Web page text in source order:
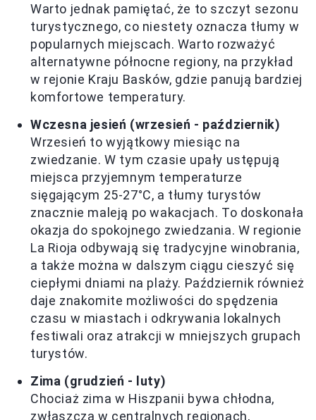
Warto jednak pamiętać, że to szczyt sezonu
turystycznego, co niestety oznacza tłumy w
popularnych miejscach. Warto rozważyć
alternatywne północne regiony, na przykład
w rejonie Kraju Basków, gdzie panują bardziej
komfortowe temperatury.
Wczesna jesień (wrzesień - październik)
Wrzesień to wyjątkowy miesiąc na
zwiedzanie. W tym czasie upały ustępują
miejsca przyjemnym temperaturze
sięgającym 25-27°C, a tłumy turystów
znacznie maleją po wakacjach. To doskonała
okazja do spokojnego zwiedzania. W regionie
La Rioja odbywają się tradycyjne winobrania,
a także można w dalszym ciągu cieszyć się
ciepłymi dniami na plaży. Październik również
daje znakomite możliwości do spędzenia
czasu w miastach i odkrywania lokalnych
festiwali oraz atrakcji w mniejszych grupach
turystów.
Zima (grudzień - luty)
Chociaż zima w Hiszpanii bywa chłodna,
zwłaszcza w centralnych regionach,